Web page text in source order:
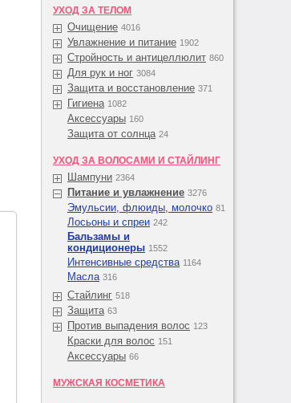
УХОД ЗА ТЕЛОМ
Очищение 4016
Увлажнение и питание 1902
Стройность и антицеллюлит 860
Для рук и ног 3084
Защита и восстановление 371
Гигиена 1082
Аксессуары 160
Защита от солнца 24
УХОД ЗА ВОЛОСАМИ И СТАЙЛИНГ
Шампуни 2364
Питание и увлажнение 3276
Эмульсии, флюиды, молочко 81
Лосьоны и спреи 242
Бальзамы и
кондиционеры 1552
Интенсивные средства 1164
Масла 316
Стайлинг 518
Защита 63
Против выпадения волос 123
Краски для волос 151
Аксессуары 66
МУЖСКАЯ КОСМЕТИКА